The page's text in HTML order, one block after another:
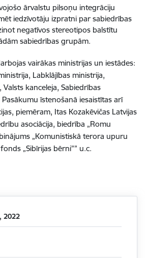
ārvalstu pilsoņu integrāciju
iedzīvotāju izpratni par sabiedrības
negatīvos stereotipos balstītu
sabiedrības grupām.
vairākas ministrijas un iestādes:
Labklājības ministrija,
kanceleja, Sabiedrības
īstenošanā iesaistītas arī
piemēram, Itas Kozakēvičas Latvijas
asociācija, biedrība „Romu
„Komunistiskā terora upuru
„Sibīrijas bērni”” u.c.
2022